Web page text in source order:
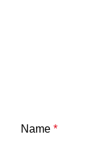
Name *